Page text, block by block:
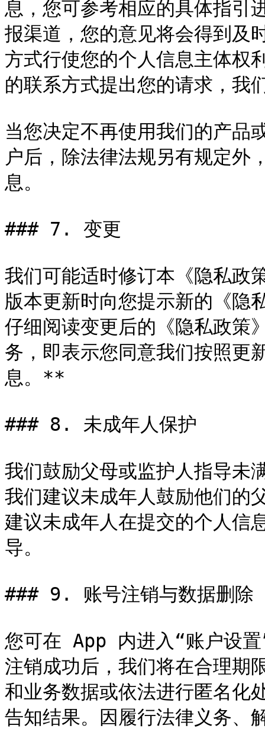
息，您可参考相应的具体指引
报渠道，您的意见将会得到及
方式行使您的个人信息主体权
的联系方式提出您的请求，我
当您决定不再使用我们的产品
户后，除法律法规另有规定外
息。
### 7. 变更
我们可能适时修订本《隐私政
版本更新时向您提示新的《隐
仔细阅读变更后的《隐私政策
务，即表示您同意我们按照更
息。**
### 8. 未成年人保护
我们鼓励父母或监护人指导未
我们建议未成年人鼓励他们的
建议未成年人在提交的个人信
导。
### 9. 账号注销与数据删除
您可在 App 内进入“账户设
注销成功后，我们将在合理期
和业务数据或依法进行匿名化
告知结果。因履行法律义务、